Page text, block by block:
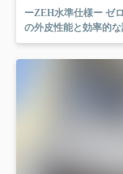
ーZEH水準仕様ー ゼ
の外皮性能と効率的